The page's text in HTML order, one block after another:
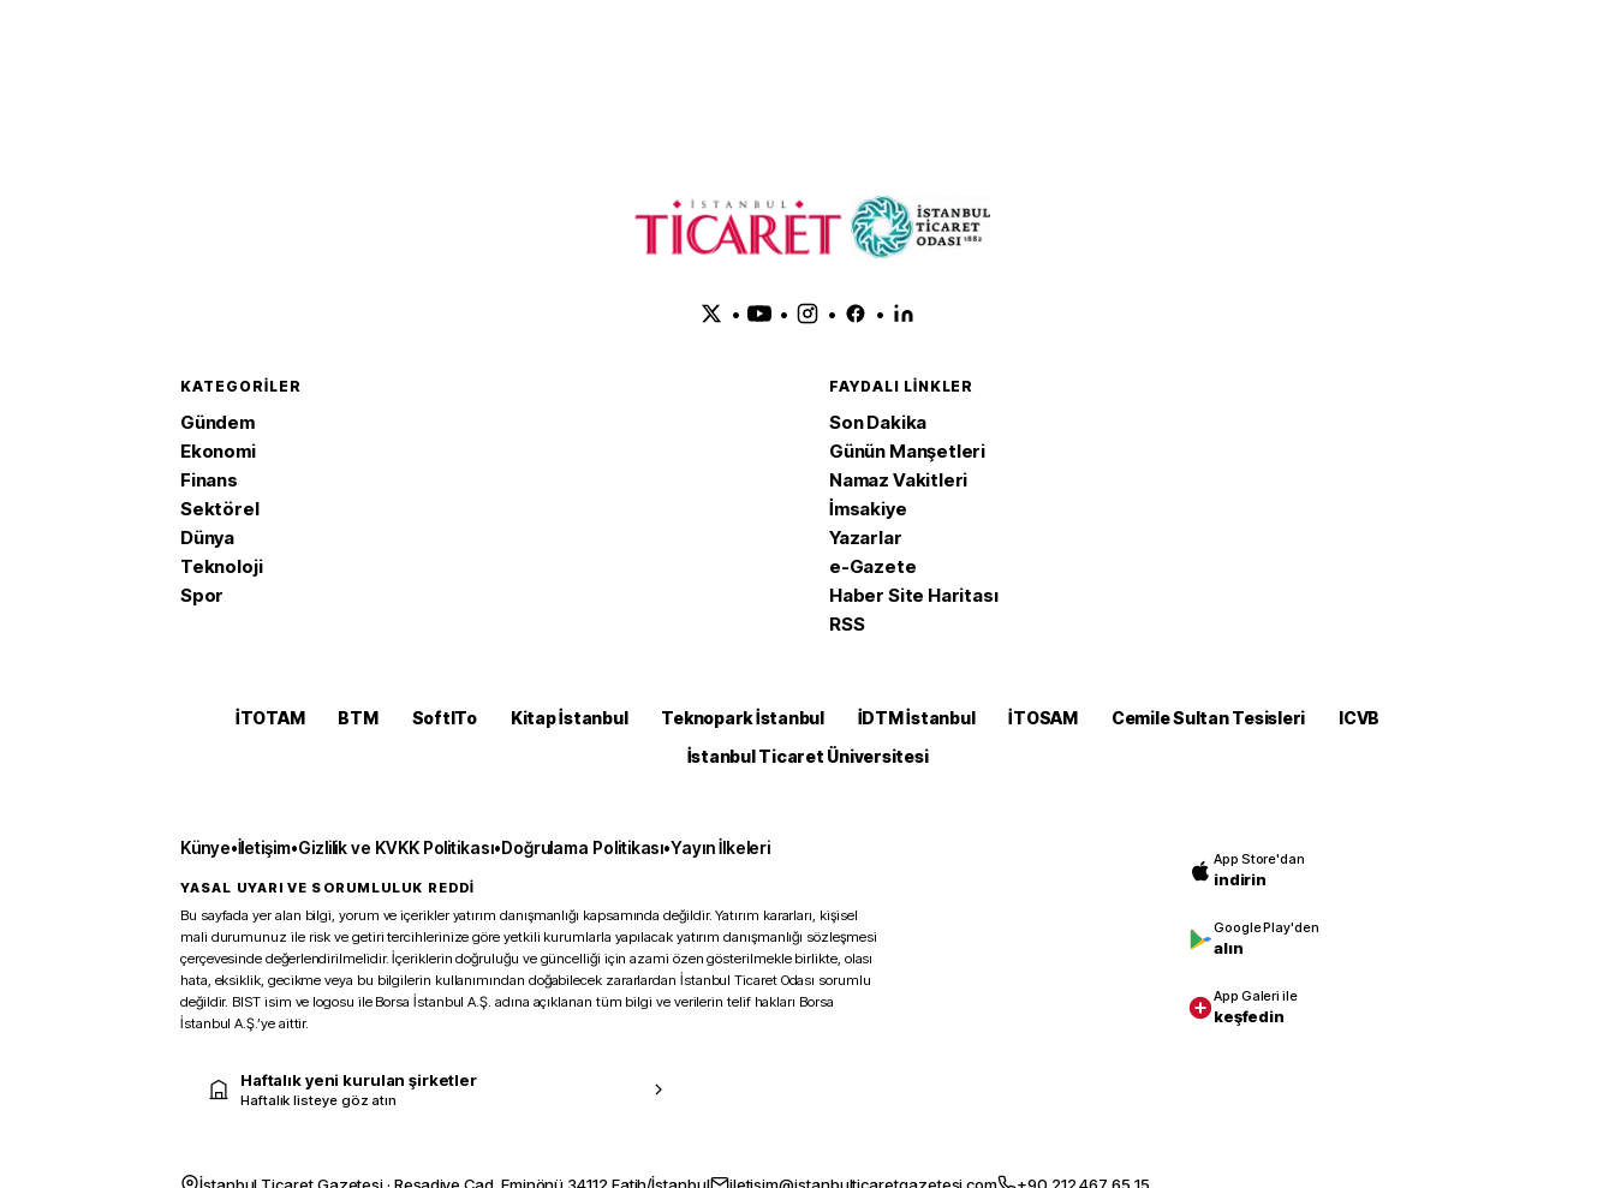
• • • •
KATEGORILER
Gündem
Ekonomi
Finans
Sektörel
Dünya
Teknoloji
Spor
FAYDALI LINKLER
Son Dakika
Günün Manşetleri
Namaz Vakitleri
İmsakiye
Yazarlar
e-Gazete
Haber Site Haritası
RSS
İTOTAM BTM SoftITo Kitap İstanbul Teknopark İstanbul İDTM İstanbul İTOSAM Cemile Sultan Tesisleri
ICVB
İstanbul Ticaret Üniversitesi
Künye•İletişim•Gizlilik ve KVKK Politikası•Doğrulama Politikası•Yayın İlkeleri
YASAL UYARI VE SORUMLULUK REDDİ
Bu sayfada yer alan bilgi, yorum ve içerikler yatırım danışmanlığı kapsamında değildir. Yatırım kararları, kişisel
mali durumunuz ile risk ve getiri tercihlerinize göre yetkili kurumlarla yapılacak yatırım danışmanlığı sözleşmesi
çerçevesinde değerlendirilmelidir. İçeriklerin doğruluğu ve güncelliği için azami özen gösterilmekle birlikte, olası
hata, eksiklik, gecikme veya bu bilgilerin kullanımından doğabilecek zararlardan İstanbul Ticaret Odası sorumlu
değildir. BIST isim ve logosu ile Borsa İstanbul A.Ş. adına açıklanan tüm bilgi ve verilerin telif hakları Borsa
İstanbul A.Ş.’ye aittir.
Haftalık yeni kurulan şirketler
Haftalık listeye göz atın
App Store'dan
indirin
Google Play'den
alın
App Galeri ile
keşfedin